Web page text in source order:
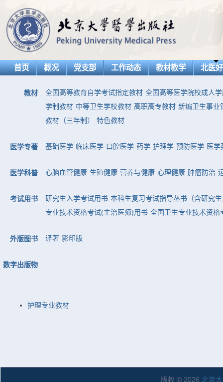
首页 概况 党支部 工作动态 教材教学 北医
教材 全国高等教育自学考试指定教材 全国高等医学院校成人
学制教材 中等卫生学校教材 高职高专教材 新编卫生事业
教材（三年制）
特色教材
医学专著 基础医学 临床医学 口腔医学 药学 护理学 预防医学 医学
医学科普 心脑血管健康 生殖健康 营养与健康 心理健康 肿瘤防治
考试用书 研究生入学考试用书 本科生复习考试指导丛书（含研究
专业技术资格考试(主治医师)用书 全国卫生专业技术资格
外版图书 译著 影印版
数字出版物
护理专业教材
版权 © 2026 北京